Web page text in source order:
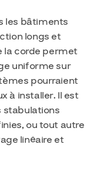
les bâtiments
longs et
la corde permet
uniforme sur
pourraient
à installer. Il est
stabulations
ou tout autre
linéaire et